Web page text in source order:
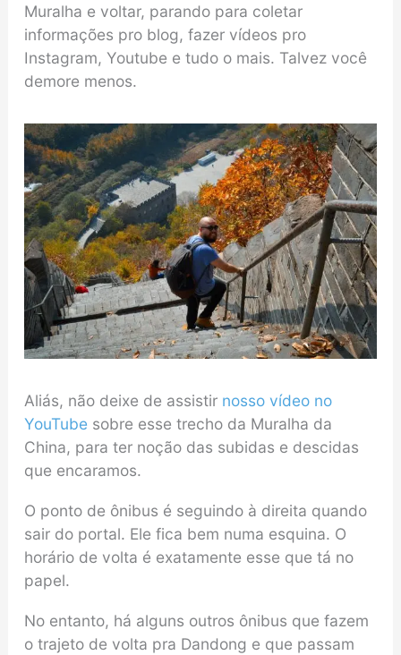
Muralha e voltar, parando para coletar
informações pro blog, fazer vídeos pro
Instagram, Youtube e tudo o mais. Talvez você
demore menos.
Aliás, não deixe de assistir nosso vídeo no
YouTubesobre esse trecho da Muralha da
China, para ter noção das subidas e descidas
que encaramos.
O ponto de ônibus é seguindo à direita quando
sair do portal. Ele fica bem numa esquina. O
horário de volta é exatamente esse que tá no
papel.
No entanto, há alguns outros ônibus que fazem
o trajeto de volta pra Dandong e que passam